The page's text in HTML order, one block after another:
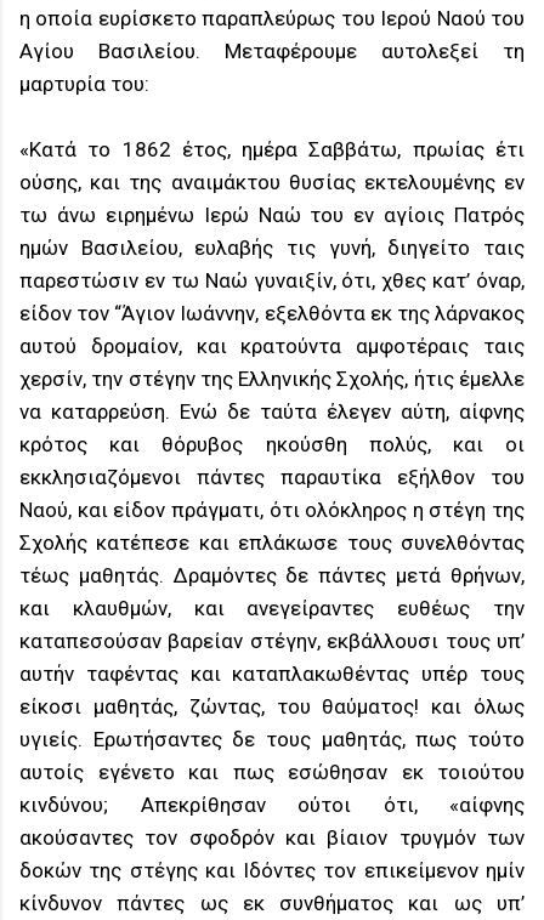
η οποία ευρίσκετο παραπλεύρως του Ιερού Ναού του
Αγίου Βασιλείου. Μεταφέρουμε αυτολεξεί τη
μαρτυρία του:
«Κατά το 1862 έτος, ημέρα Σαββάτω, πρωίας έτι
ούσης, και της αναιμάκτου θυσίας εκτελουμένης εν
τω άνω ειρημένω Ιερώ Ναώ του εν αγίοις Πατρός
ημών Βασιλείου, ευλαβής τις γυνή, διηγείτο ταις
παρεστώσιν εν τω Ναώ γυναιξίν, ότι, χθες κατ’ όναρ,
είδον τον “Άγιον Ιωάννην, εξελθόντα εκ της λάρνακος
αυτού δρομαίον, και κρατούντα αμφοτέραις ταις
χερσίν, την στέγην της Ελληνικής Σχολής, ήτις έμελλε
να καταρρεύση. Ενώ δε ταύτα έλεγεν αύτη, αίφνης
κρότος και θόρυβος ηκούσθη πολύς, και οι
εκκλησιαζόμενοι πάντες παραυτίκα εξήλθον του
Ναού, και είδον πράγματι, ότι ολόκληρος η στέγη της
Σχολής κατέπεσε και επλάκωσε τους συνελθόντας
τέως μαθητάς. Δραμόντες δε πάντες μετά θρήνων,
και κλαυθμών, και ανεγείραντες ευθέως την
καταπεσούσαν βαρείαν στέγην, εκβάλλουσι τους υπ’
αυτήν ταφέντας και καταπλακωθέντας υπέρ τους
είκοσι μαθητάς, ζώντας, του θαύματος! και όλως
υγιείς. Ερωτήσαντες δε τους μαθητάς, πως τούτο
αυτοίς εγένετο και πως εσώθησαν εκ τοιούτου
κινδύνου; Απεκρίθησαν ούτοι ότι, «αίφνης
ακούσαντες τον σφοδρόν και βίαιον τρυγμόν των
δοκών της στέγης και Ιδόντες τον επικείμενον ημίν
κίνδυνον πάντες ως εκ συνθήματος και ως υπ’